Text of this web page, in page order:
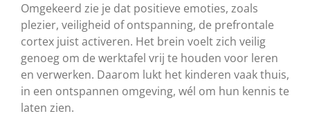
Omgekeerd zie je dat positieve emoties, zoals
plezier, veiligheid of ontspanning, de prefrontale
cortex juist activeren. Het brein voelt zich veilig
genoeg om de werktafel vrij te houden voor leren
en verwerken. Daarom lukt het kinderen vaak thuis,
in een ontspannen omgeving, wél om hun kennis te
laten zien.